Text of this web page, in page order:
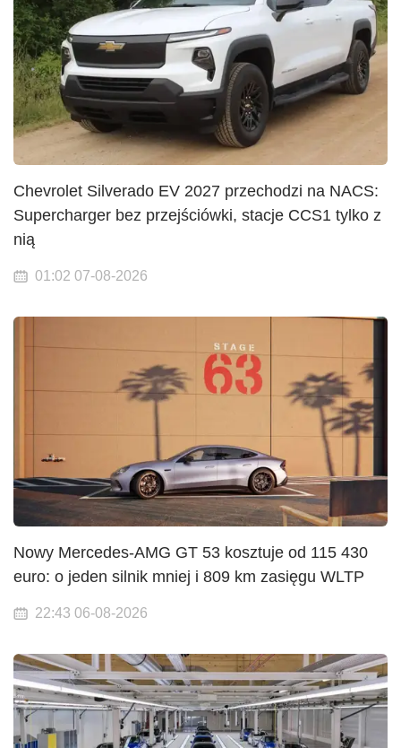
Chevrolet Silverado EV 2027 przechodzi na NACS:
Supercharger bez przejściówki, stacje CCS1 tylko z
nią
01:02 07-08-2026
Nowy Mercedes-AMG GT 53 kosztuje od 115 430
euro: o jeden silnik mniej i 809 km zasięgu WLTP
22:43 06-08-2026